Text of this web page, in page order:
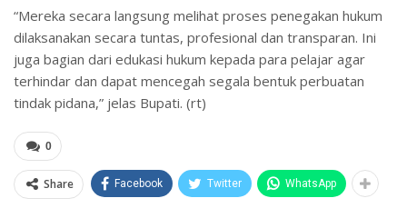
“Mereka secara langsung melihat proses penegakan hukum
dilaksanakan secara tuntas, profesional dan transparan. Ini
juga bagian dari edukasi hukum kepada para pelajar agar
terhindar dan dapat mencegah segala bentuk perbuatan
tindak pidana,” jelas Bupati. (rt)
0
Share Facebook Twitter WhatsApp